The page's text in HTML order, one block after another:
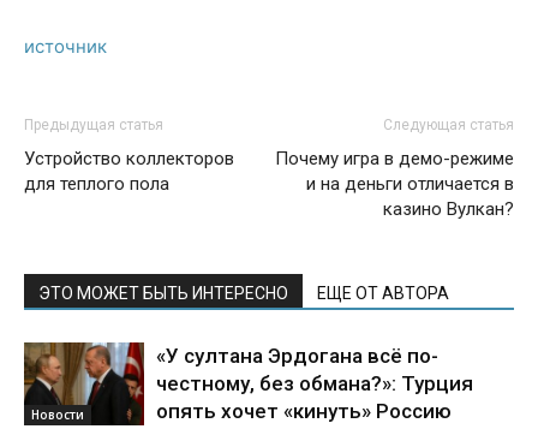
источник
Предыдущая статья
Устройство коллекторов
для теплого пола
Следующая статья
Почему игра в демо-режиме
и на деньги отличается в
казино Вулкан?
ЭТО МОЖЕТ БЫТЬ ИНТЕРЕСНО ЕЩЕ ОТ АВТОРА
Новости
«У султана Эрдогана всё по-
честному, без обмана?»: Турция
опять хочет «кинуть» Россию